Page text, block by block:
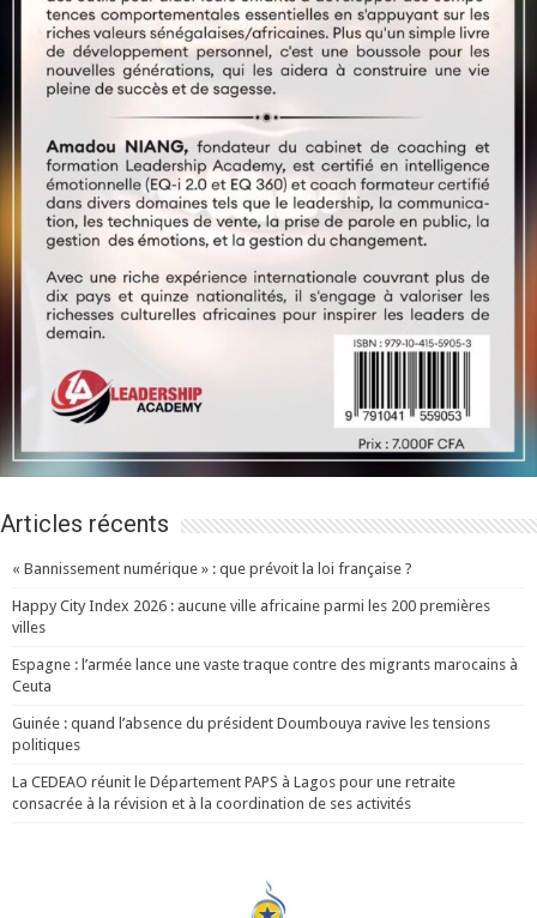
Articles récents
« Bannissement numérique » : que prévoit la loi française ?
Happy City Index 2026 : aucune ville africaine parmi les 200 premières
villes
Espagne : l’armée lance une vaste traque contre des migrants marocains à
Ceuta
Guinée : quand l’absence du président Doumbouya ravive les tensions
politiques
La CEDEAO réunit le Département PAPS à Lagos pour une retraite
consacrée à la révision et à la coordination de ses activités